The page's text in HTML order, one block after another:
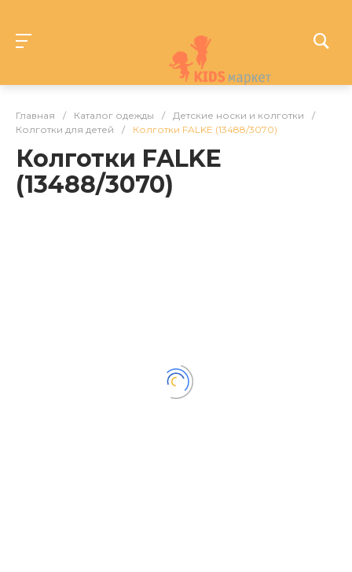
Главная / Каталог одежды / Детские носки и колготки
/
Колготки для детей
/ Колготки FALKE (13488/3070)
Колготки FALKE
(13488/3070)